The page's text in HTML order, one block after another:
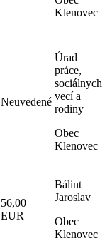
Klenovec
Neuvedené
Úrad
práce,
sociálnych
vecí a
rodiny
Obec
Klenovec
56,00
EUR
Bálint
Jaroslav
Obec
Klenovec